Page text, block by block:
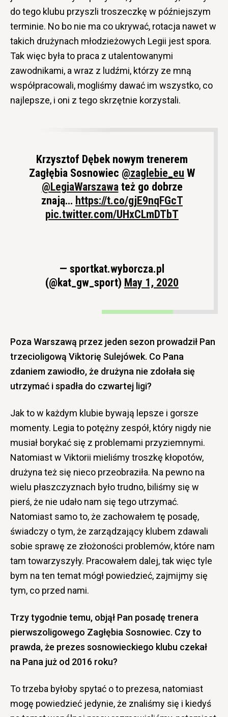
do tego klubu przyszli troszeczkę w późniejszym
terminie. No bo nie ma co ukrywać, rotacja nawet w
takich drużynach młodzieżowych Legii jest spora.
Tak więc była to praca z utalentowanymi
zawodnikami, a wraz z ludźmi, którzy ze mną
współpracowali, mogliśmy dawać im wszystko, co
najlepsze, i oni z tego skrzętnie korzystali.
Krzysztof Dębek nowym trenerem
Zagłębia Sosnowiec @zaglebie_eu W
@LegiaWarszawa też go dobrze
znają… https://t.co/gjE9nqFGcT
pic.twitter.com/UHxCLmDTbT
— sportkat.wyborcza.pl
(@kat_gw_sport) May 1, 2020
Poza Warszawą przez jeden sezon prowadził Pan
trzecioligową Viktorię Sulejówek. Co Pana
zdaniem zawiodło, że drużyna nie zdołała się
utrzymać i spadła do czwartej ligi?
Jak to w każdym klubie bywają lepsze i gorsze
momenty. Legia to potężny zespół, który nigdy nie
musiał borykać się z problemami przyziemnymi.
Natomiast w Viktorii mieliśmy troszkę kłopotów,
drużyna też się nieco przeobraziła. Na pewno na
wielu płaszczyznach było trudno, biliśmy się w
pierś, że nie udało nam się tego utrzymać.
Natomiast samo to, że zachowałem tę posadę,
świadczy o tym, że zarządzający klubem zdawali
sobie sprawę ze złożoności problemów, które nam
tam towarzyszyły. Pracowałem dalej, tak więc tyle
bym na ten temat mógł powiedzieć, zajmijmy się
tym, co przed nami.
Trzy tygodnie temu, objął Pan posadę trenera
pierwszoligowego Zagłębia Sosnowiec. Czy to
prawda, że prezes sosnowieckiego klubu czekał
na Pana już od 2016 roku?
To trzeba byłoby spytać o to prezesa, natomiast
mogę powiedzieć jedynie, że znaliśmy się i kiedyś